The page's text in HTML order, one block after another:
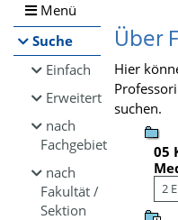
Menü
Suche
Einfach
Erweitert
nach
Fachgebiet
nach
Fakultät /
Sektion
Über
Hier
suchen.
05
2